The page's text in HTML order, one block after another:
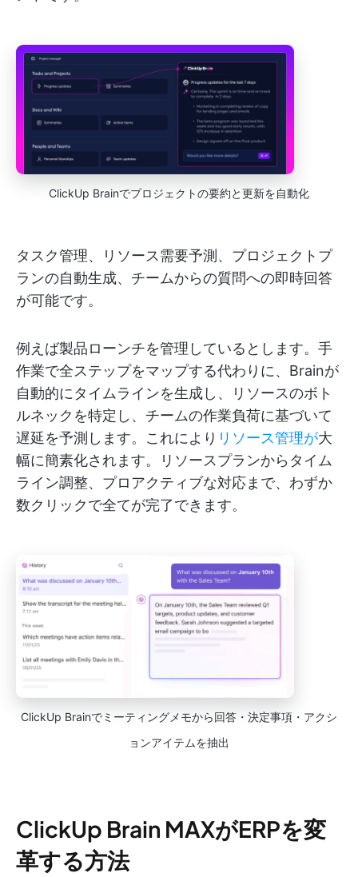
ClickUp Brainでプロジェクトの要約と更新を自動化
タスク管理、リソース需要予測、プロジェクトプ
ランの自動生成、チームからの質問への即時回答
が可能です。
例えば製品ローンチを管理しているとします。手
作業で全ステップをマップする代わりに、Brainが
自動的にタイムラインを生成し、リソースのボト
ルネックを特定し、チームの作業負荷に基づいて
遅延を予測します。これにより リソース管理が大
幅に簡素化されます。リソースプランからタイム
ライン調整、プロアクティブな対応まで、わずか
数クリックで全てが完了できます。
ClickUp Brainでミーティングメモから回答・決定事項・アクシ
ョンアイテムを抽出
ClickUp Brain MAXがERPを変
革する方法